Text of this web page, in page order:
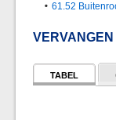
61.52
TABEL